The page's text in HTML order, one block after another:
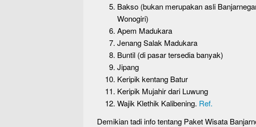
Bakso (bukan merupakan asli
Wonogiri)
Apem Madukara
Jenang Salak Madukara
Buntil (di pasar tersedia banyak)
Jipang
Keripik kentang Batur
Keripik Mujahir dari Luwung
Wajik Klethik Kalibening. Ref.
Demikian tadi info tentang Paket Wisata